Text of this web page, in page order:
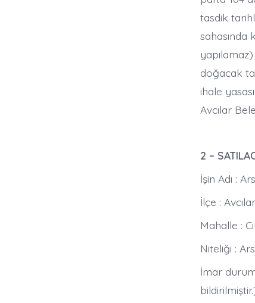
tasdik
sahasında
doğacak
ihale
Avcılar
2 –
İşin Adı :
İlçe : Avcılar
Mahalle :
Niteliği :
İmar